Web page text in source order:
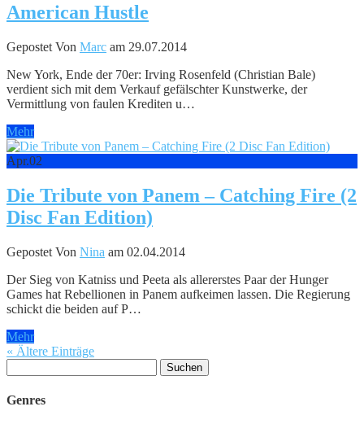
American Hustle
Gepostet Von Marc am 29.07.2014
New York, Ende der 70er: Irving Rosenfeld (Christian Bale)
verdient sich mit dem Verkauf gefälschter Kunstwerke, der
Vermittlung von faulen Krediten u…
Mehr
Apr.02
Die Tribute von Panem – Catching Fire (2
Disc Fan Edition)
Gepostet Von Nina am 02.04.2014
Der Sieg von Katniss und Peeta als allererstes Paar der Hunger
Games hat Rebellionen in Panem aufkeimen lassen. Die Regierung
schickt die beiden auf P…
Mehr
« Ältere Einträge
nach:
Genres